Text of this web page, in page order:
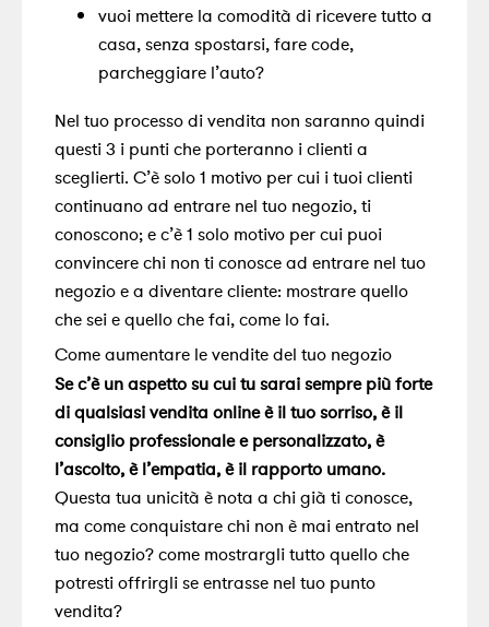
vuoi mettere la comodità di ricevere tutto a
casa, senza spostarsi, fare code,
parcheggiare l’auto?
Nel tuo processo di vendita non saranno quindi
questi 3 i punti che porteranno i clienti a
sceglierti. C’è solo 1 motivo per cui i tuoi clienti
continuano ad entrare nel tuo negozio, ti
conoscono; e c’è 1 solo motivo per cui puoi
convincere chi non ti conosce ad entrare nel tuo
negozio e a diventare cliente: mostrare quello
che sei e quello che fai, come lo fai.
Come aumentare le vendite del tuo negozio
Se c’è un aspetto su cui tu sarai sempre più forte
di qualsiasi vendita online è il tuo sorriso, è il
consiglio professionale e personalizzato, è
l’ascolto, è l’empatia, è il rapporto umano.
Questa tua unicità è nota a chi già ti conosce,
ma come conquistare chi non è mai entrato nel
tuo negozio? come mostrargli tutto quello che
potresti offrirgli se entrasse nel tuo punto
vendita?